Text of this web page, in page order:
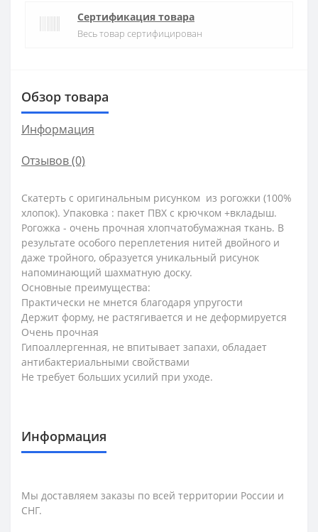
Сертификация товара
Весь товар сертифицирован
Обзор товара
Информация
Отзывов (0)
Скатерть с оригинальным рисунком из рогожки (100%
хлопок). Упаковка : пакет ПВХ с крючком +вкладыш.
Рогожка - очень прочная хлопчатобумажная ткань. В
результате особого переплетения нитей двойного и
даже тройного, образуется уникальный рисунок
напоминающий шахматную доску.
Основные преимущества:
Практически не мнется благодаря упругости
Держит форму, не растягивается и не деформируется
Очень прочная
Гипоаллергенная, не впитывает запахи, обладает
антибактериальными свойствами
Не требует больших усилий при уходе.
Информация
Мы доставляем заказы по всей территории России и
СНГ.